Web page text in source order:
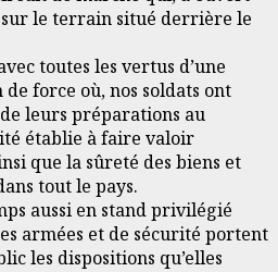
le terrain situé derrière le
toutes les vertus d’une
force où, nos soldats ont
leurs préparations au
établie à faire valoir
que la sûreté des biens et
tout le pays.
aussi en stand privilégié
armées et de sécurité portent
les dispositions qu’elles